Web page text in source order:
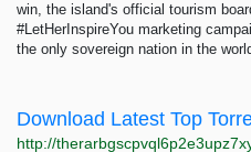
win, the island's official tourism
#LetHerInspireYou marketing
the only sovereign nation in the